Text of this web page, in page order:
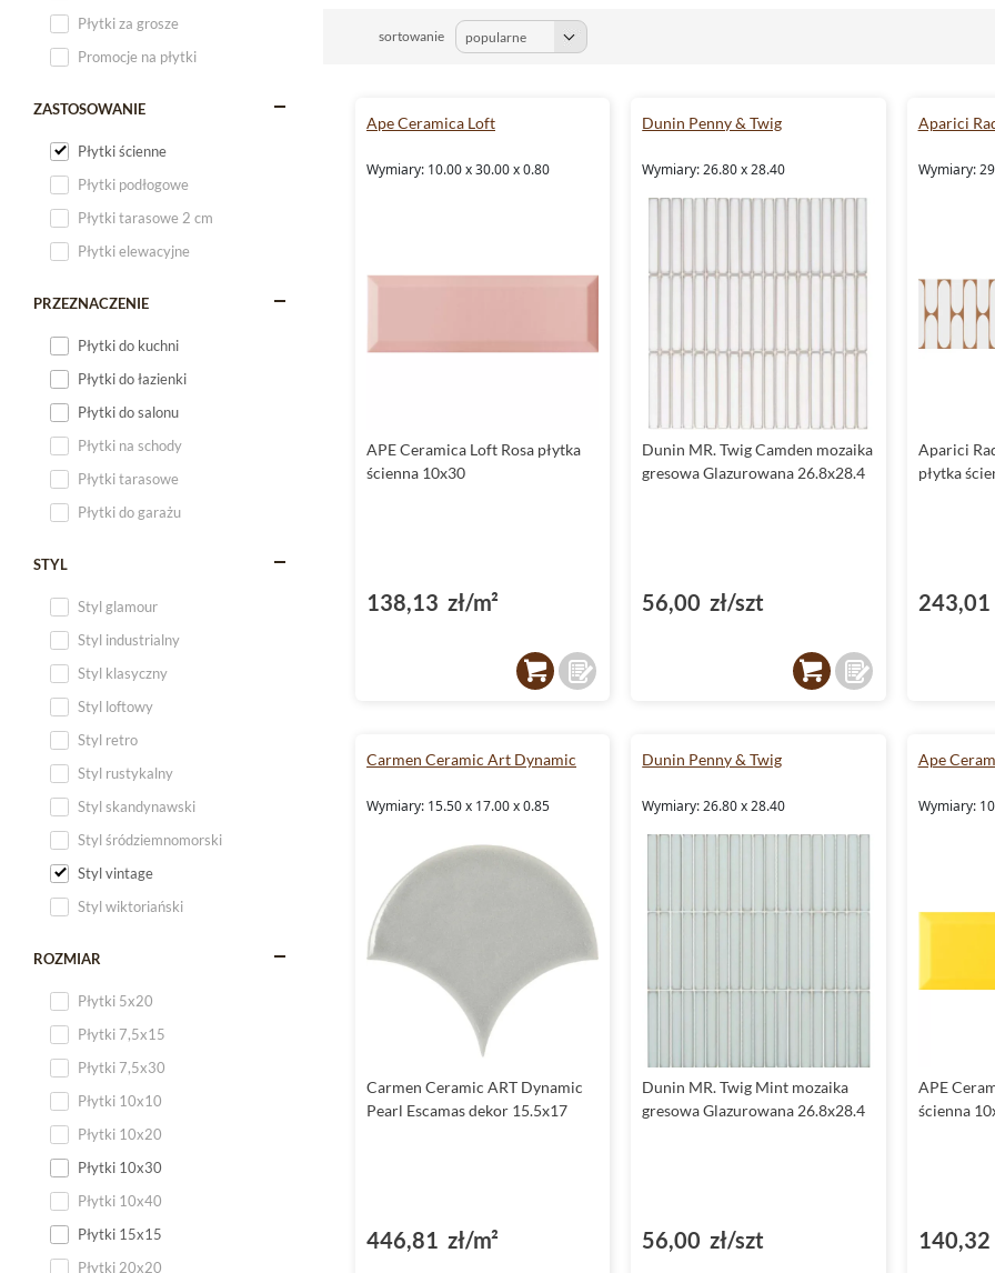
Płytki za grosze
Promocje na płytki
ZASTOSOWANIE
Płytki ścienne
Płytki podłogowe
Płytki tarasowe 2 cm
Płytki elewacyjne
PRZEZNACZENIE
Płytki do kuchni
Płytki do łazienki
Płytki do salonu
Płytki na schody
Płytki tarasowe
Płytki do garażu
STYL
Styl glamour
Styl industrialny
Styl klasyczny
Styl loftowy
Styl retro
Styl rustykalny
Styl skandynawski
Styl śródziemnomorski
Styl vintage
Styl wiktoriański
ROZMIAR
Płytki 5x20
Płytki 7,5x15
Płytki 7,5x30
Płytki 10x10
Płytki 10x20
Płytki 10x30
Płytki 10x40
Płytki 15x15
Płytki 20x20
sortowanie
Ape Ceramica Loft
Wymiary: 10.00 x 30.00 x 0.80
APE Ceramica Loft Rosa płytka
ścienna 10x30
138,13 zł/m²
Dunin Penny & Twig
Wymiary: 26.80 x 28.40
Dunin MR. Twig Camden mozaika
gresowa Glazurowana 26.8x28.4
56,00 zł/szt
Aparici
Wymiary:
Aparici
płytka
243,01
Carmen Ceramic Art Dynamic
Wymiary: 15.50 x 17.00 x 0.85
Carmen Ceramic ART Dynamic
Pearl Escamas dekor 15.5x17
446,81 zł/m²
Dunin Penny & Twig
Wymiary: 26.80 x 28.40
Dunin MR. Twig Mint mozaika
gresowa Glazurowana 26.8x28.4
56,00 zł/szt
Ape
Wymiary:
APE
ścienna
140,32